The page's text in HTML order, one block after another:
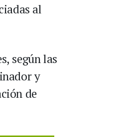
al
según las
y
de